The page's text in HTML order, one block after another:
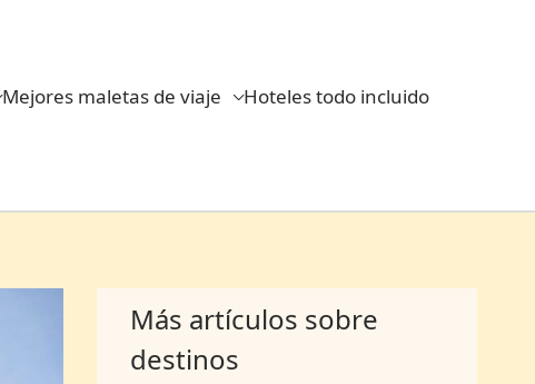
Mejores maletas de viaje Hoteles todo incluido
Más artículos sobre
destinos